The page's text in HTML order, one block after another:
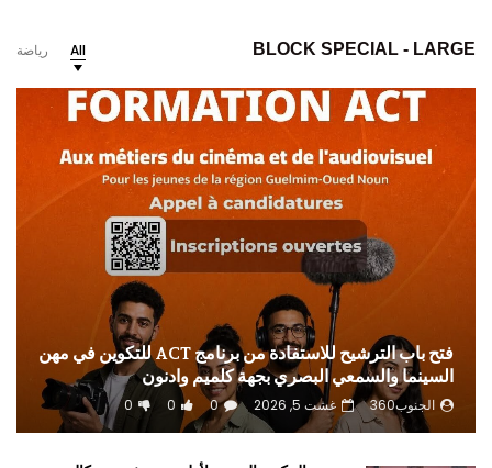
BLOCK SPECIAL - LARGE
All رياضة
فتح باب الترشيح للاستفادة من برنامج ACT للتكوين في مهن
السينما والسمعي البصري بجهة كلميم وادنون
الجنوب360 غشت 5, 2026 0
0
0